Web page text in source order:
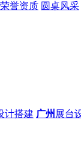
荣誉资质 圆桌风采
计搭建 广州 展台